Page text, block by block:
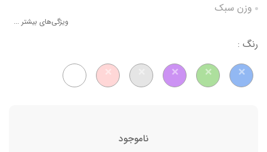
وزن سبک
دارای شیار جهت رفع درد و خارش لثه
ویژگی‌های بیشتر ...
رنگ :
ناموجود